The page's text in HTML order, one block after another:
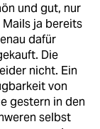
und gut, nur
ja bereits
dafür
Die
nicht. Ein
von
gestern in den
selbst